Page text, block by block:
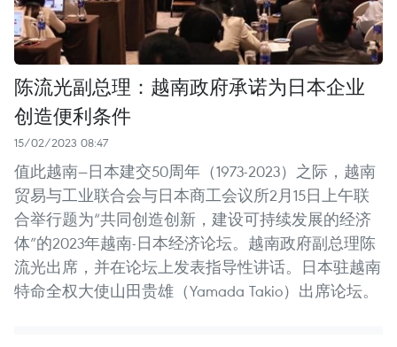
陈流光副总理：越南政府承诺为日本企业
创造便利条件
15/02/2023 08:47
值此越南—日本建交50周年（1973-2023）之际，越南
贸易与工业联合会与日本商工会议所2月15日上午联
合举行题为“共同创造创新，建设可持续发展的经济
体”的2023年越南-日本经济论坛。越南政府副总理陈
流光出席，并在论坛上发表指导性讲话。日本驻越南
特命全权大使山田贵雄（Yamada Takio）出席论坛。 ​